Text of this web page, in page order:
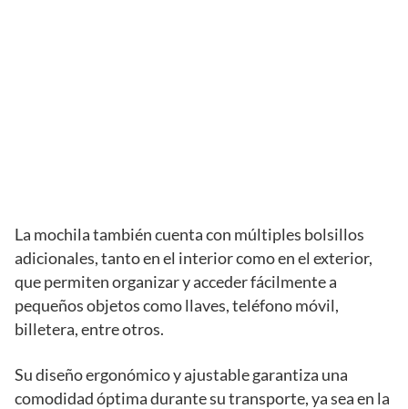
La mochila también cuenta con múltiples bolsillos
adicionales, tanto en el interior como en el exterior,
que permiten organizar y acceder fácilmente a
pequeños objetos como llaves, teléfono móvil,
billetera, entre otros.
Su diseño ergonómico y ajustable garantiza una
comodidad óptima durante su transporte, ya sea en la